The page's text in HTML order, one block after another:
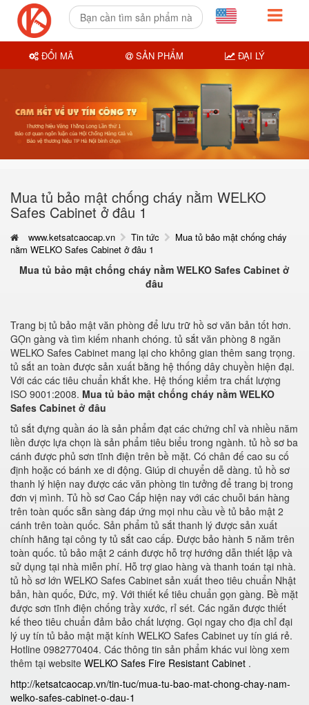
Mua tủ bảo mật chống cháy nằm WELKO
Safes Cabinet ở đâu 1
www.ketsatcaocap.vn Tin tức
Mua tủ bảo mật chống cháy
nằm WELKO Safes Cabinet ở đâu 1
Mua tủ bảo mật chống cháy nằm WELKO Safes Cabinet ở
đâu
Trang bị tủ bảo mật văn phòng để lưu trữ hồ sơ văn bản tốt hơn.
GỌn gàng và tìm kiếm nhanh chóng. tủ sắt văn phòng 8 ngăn
WELKO Safes Cabinet mang lại cho không gian thêm sang trọng.
tủ sắt an toàn được sản xuất bằng hệ thống dây chuyền hiện đại.
Với các các tiêu chuẩn khắt khe. Hệ thống kiểm tra chất lượng
ISO 9001:2008. Mua tủ bảo mật chống cháy nằm WELKO
Safes Cabinet ở đâu
tủ sắt đựng quần áo là sản phẩm đạt các chứng chỉ và nhiều năm
liền được lựa chọn là sản phẩm tiêu biểu trong ngành. tủ hồ sơ ba
cánh được phủ sơn tĩnh điện trên bề mặt. Có chân đế cao su cố
định hoặc có bánh xe di động. Giúp di chuyển dễ dàng. tủ hồ sơ
thanh lý hiện nay được các văn phòng tin tưởng để trang bị trong
đơn vị mình. Tủ hồ sơ Cao Cấp hiện nay với các chuỗi bán hàng
trên toàn quốc sẵn sàng đáp ứng mọi nhu cầu về tủ bảo mật 2
cánh trên toàn quốc. Sản phẩm tủ sắt thanh lý được sản xuất
chính hãng tại công ty tủ sắt cao cấp. Được bảo hành 5 năm trên
toàn quốc. tủ bảo mật 2 cánh được hỗ trợ hướng dẫn thiết lập và
sử dụng tại nhà miễn phí. Hỗ trợ giao hàng và thanh toán tại nhà.
tủ hồ sơ lớn WELKO Safes Cabinet sản xuất theo tiêu chuẩn Nhật
bản, hàn quốc, Đức, mỹ. Với thiết kế tiêu chuẩn gọn gàng. Bề mặt
được sơn tĩnh điện chống trầy xước, rỉ sét. Các ngăn được thiết
kế theo tiêu chuẩn đảm bảo chất lượng. Gọi ngay cho địa chỉ đại
lý uy tín tủ bảo mật mặt kính WELKO Safes Cabinet uy tín giá rẻ.
Hotline 0982770404. Các thông tin sản phẩm khác vui lòng xem
thêm tại website WELKO Safes Fire Resistant Cabinet .
http://ketsatcaocap.vn/tin-tuc/mua-tu-bao-mat-chong-chay-nam-
welko-safes-cabinet-o-dau-1
ĐỔI MÃ SẢN PHẨM ĐẠI LÝ